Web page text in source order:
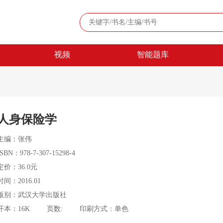
视频 智能题库
身保险学
编：张伟
：978-7-307-15298-4
价：36.0元
间：2016.01
别：武汉大学出版社
本：16K
页数: 印刷方式：单色